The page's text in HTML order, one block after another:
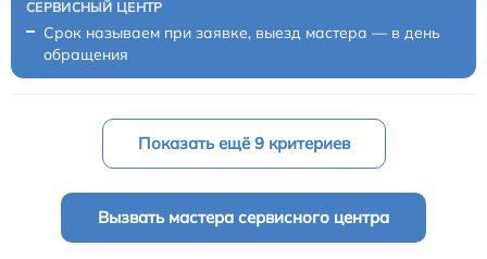
Срок называем при заявке, выезд мастера — в день
обращения
Показать ещё 9 критериев
Вызвать мастера сервисного центра